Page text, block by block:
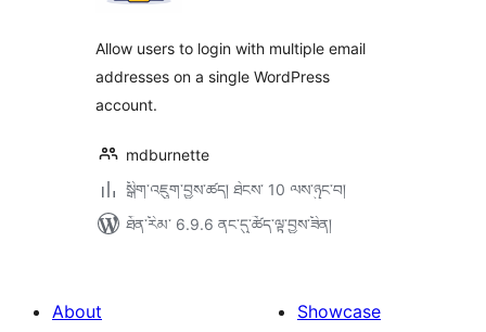
Allow users to login with multiple email
addresses on a single WordPress
account.
mdburnette
སྒྲིག་འཇུག་བྱས་ཚད། ཐེངས་ 10 ལས་ཉུང་བ།
ཐོན་རིམ་ 6.9.6 ནང་དུ་ཚོད་ལྟ་བྱས་ཟིན།
About
Showcase